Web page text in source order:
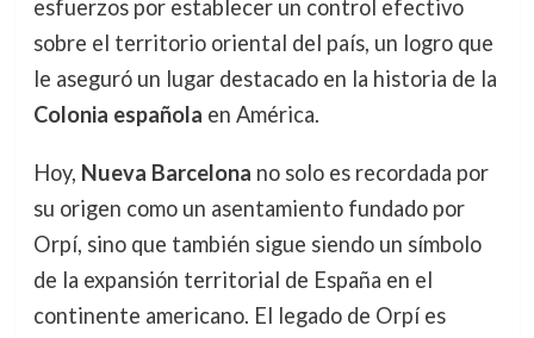
esfuerzos por establecer un control efectivo
sobre el territorio oriental del país, un logro que
le aseguró un lugar destacado en la historia de la
Colonia española en América.
Hoy, Nueva Barcelona no solo es recordada por
su origen como un asentamiento fundado por
Orpí, sino que también sigue siendo un símbolo
de la expansión territorial de España en el
continente americano. El legado de Orpí es